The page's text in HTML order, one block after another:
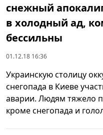
снежный
в холодный ад,
бессильны
01.12.18 16:36
Украинскую столицу
снегопада в Киеве
аварии. Людям тяжело
кроме снегопада и